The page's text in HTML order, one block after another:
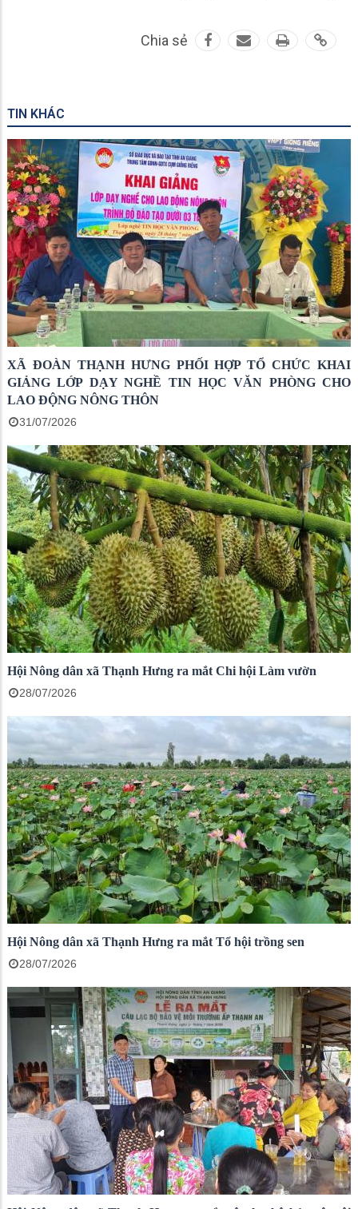
Chia sẻ
TIN KHÁC
XÃ ĐOÀN THẠNH HƯNG PHỐI HỢP TỔ CHỨC KHAI
GIẢNG LỚP DẠY NGHỀ TIN HỌC VĂN PHÒNG CHO
LAO ĐỘNG NÔNG THÔN
31/07/2026
Hội Nông dân xã Thạnh Hưng ra mắt Chi hội Làm vườn
28/07/2026
Hội Nông dân xã Thạnh Hưng ra mắt Tổ hội trồng sen
28/07/2026